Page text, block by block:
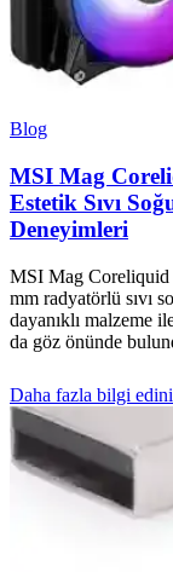
Blog
MSI Mag
Estetik Sıvı
Deneyimleri
MSI Mag Coreliquid
mm radyatörlü sıvı
dayanıklı malzeme
da göz önünde
Daha fazla bilgi